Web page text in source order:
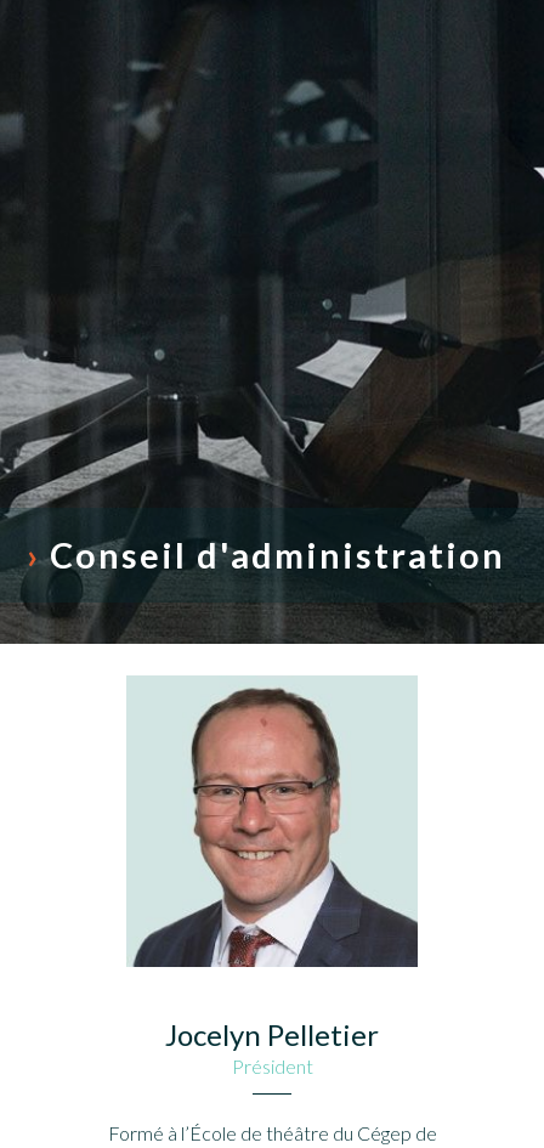
›Conseil d'administration
Jocelyn Pelletier
Président
Formé à l’École de théâtre du Cégep de